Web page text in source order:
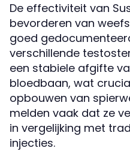
De effectiviteit van
bevorderen van
goed
verschillende
een stabiele afgifte
bloedbaan, wat
opbouwen van
melden vaak dat ze
in vergelijking met
injecties.